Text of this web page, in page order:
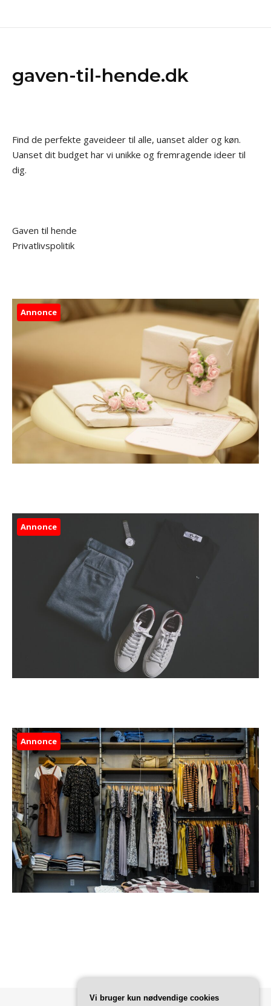
gaven-til-hende.dk
Find de perfekte gaveideer til alle, uanset alder og køn.
Uanset dit budget har vi unikke og fremragende ideer til
dig.
Gaven til hende
Privatlivspolitik
Annonce
Annonce
Annonce
Vi bruger kun nødvendige cookies